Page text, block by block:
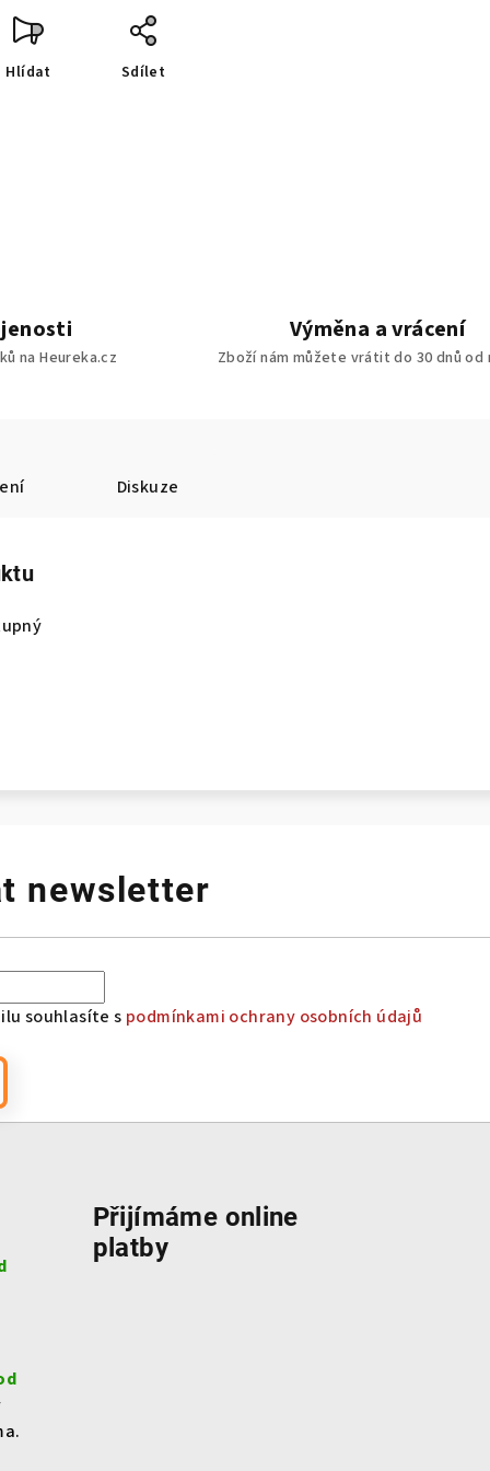
Hlídat Sdílet
na Heureka.cz
Výměna a vrácení
Zboží nám můžete vrátit do 30 dnů od
Diskuze
newsletter
souhlasíte s podmínkami ochrany osobních údajů
Přijímáme online
platby